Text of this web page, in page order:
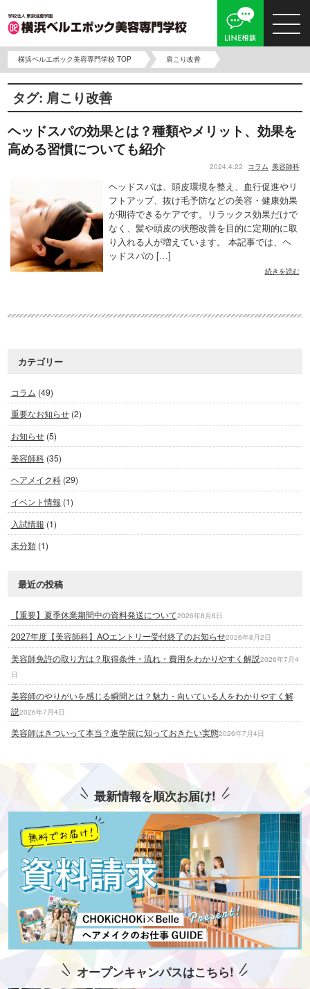
横浜ベルエポック美容専門学校 TOP 肩こり改善
タグ: 肩こり改善
ヘッドスパの効果とは？種類やメリット、効果を
高める習慣についても紹介
2024.4.22 コラム 美容師科
ヘッドスパは、頭皮環境を整え、血行促進やリ
フトアップ、抜け毛予防などの美容・健康効果
が期待できるケアです。リラックス効果だけで
なく、髪や頭皮の状態改善を目的に定期的に取
り入れる人が増えています。 本記事では、ヘ
ッドスパの […]
続きを読む
カテゴリー
コラム (49)
重要なお知らせ(2)
お知らせ(5)
美容師科(35)
ヘアメイク科(29)
イベント情報 (1)
入試情報 (1)
未分類(1)
最近の投稿
【重要】夏季休業期間中の資料発送について2026年8月6日
2027年度【美容師科】AOエントリー受付終了のお知らせ2026年8月2日
美容師免許の取り方は？取得条件・流れ・費用をわかりやすく解説2026年7月4
日
美容師のやりがいを感じる瞬間とは？魅力・向いている人をわかりやすく解
説2026年7月4日
美容師はきついって本当？進学前に知っておきたい実態2026年7月4日
最新情報を順次お届け!
オープンキャンパスはこちら!